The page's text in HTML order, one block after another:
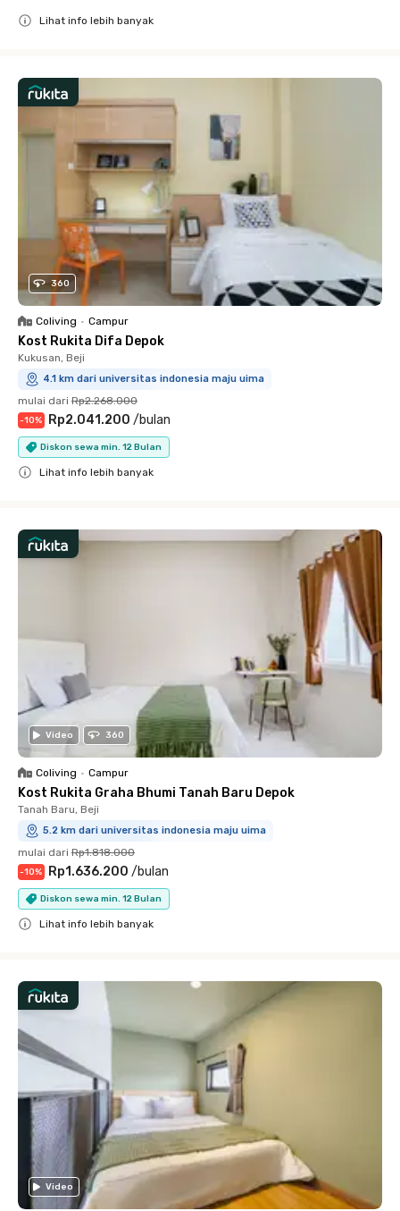
Lihat info lebih banyak
360
Coliving • Campur
Kost Rukita Difa Depok
Kukusan, Beji
4.1 km dari universitas indonesia maju uima
mulai dari Rp2.268.000
-10% Rp2.041.200 /bulan
Diskon sewa min. 12 Bulan
Lihat info lebih banyak
Video 360
Coliving • Campur
Kost Rukita Graha Bhumi Tanah Baru Depok
Tanah Baru, Beji
5.2 km dari universitas indonesia maju uima
mulai dari Rp1.818.000
-10% Rp1.636.200 /bulan
Diskon sewa min. 12 Bulan
Lihat info lebih banyak
Video